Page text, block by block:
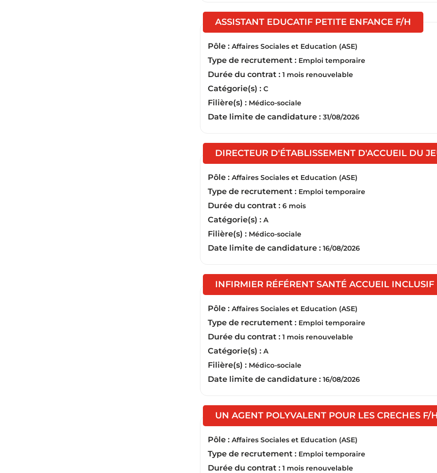
ASSISTANT EDUCATIF PETITE ENFANCE F/H
Pôle : Affaires Sociales et Education (ASE)
Type de recrutement : Emploi temporaire
Durée du contrat : 1 mois renouvelable
Catégorie(s) : C
Filière(s) : Médico-sociale
Date limite de candidature : 31/08/2026
DIRECTEUR D'ÉTABLISSEMENT D'ACCUEIL DU
Pôle : Affaires Sociales et Education (ASE)
Type de recrutement : Emploi temporaire
Durée du contrat : 6 mois
Catégorie(s) : A
Filière(s) : Médico-sociale
Date limite de candidature : 16/08/2026
INFIRMIER RÉFÉRENT SANTÉ ACCUEIL
Pôle : Affaires Sociales et Education (ASE)
Type de recrutement : Emploi temporaire
Durée du contrat : 1 mois renouvelable
Catégorie(s) : A
Filière(s) : Médico-sociale
Date limite de candidature : 16/08/2026
UN AGENT POLYVALENT POUR LES CRECHES F/
Pôle : Affaires Sociales et Education (ASE)
Type de recrutement : Emploi temporaire
Durée du contrat : 1 mois renouvelable